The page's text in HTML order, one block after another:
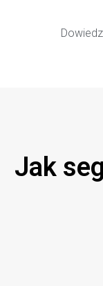
Jak